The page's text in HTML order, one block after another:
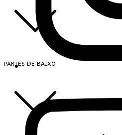
PARTES DE BAIXO